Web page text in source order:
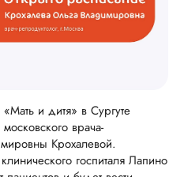
и дитя» в Сургуте
врача-
Крохалевой.
госпиталя Лапино